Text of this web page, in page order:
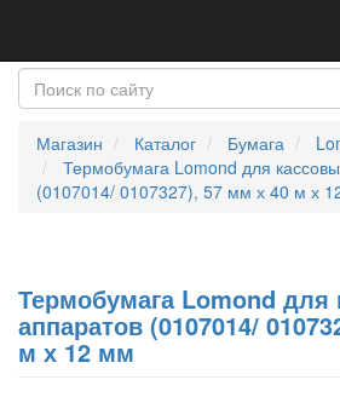
Магазин Каталог Бумага
Термобумага Lomond для
(0107014/ 0107327), 57 мм х 40 м х
Термобумага Lomond для
аппаратов (0107014/
м х 12 мм